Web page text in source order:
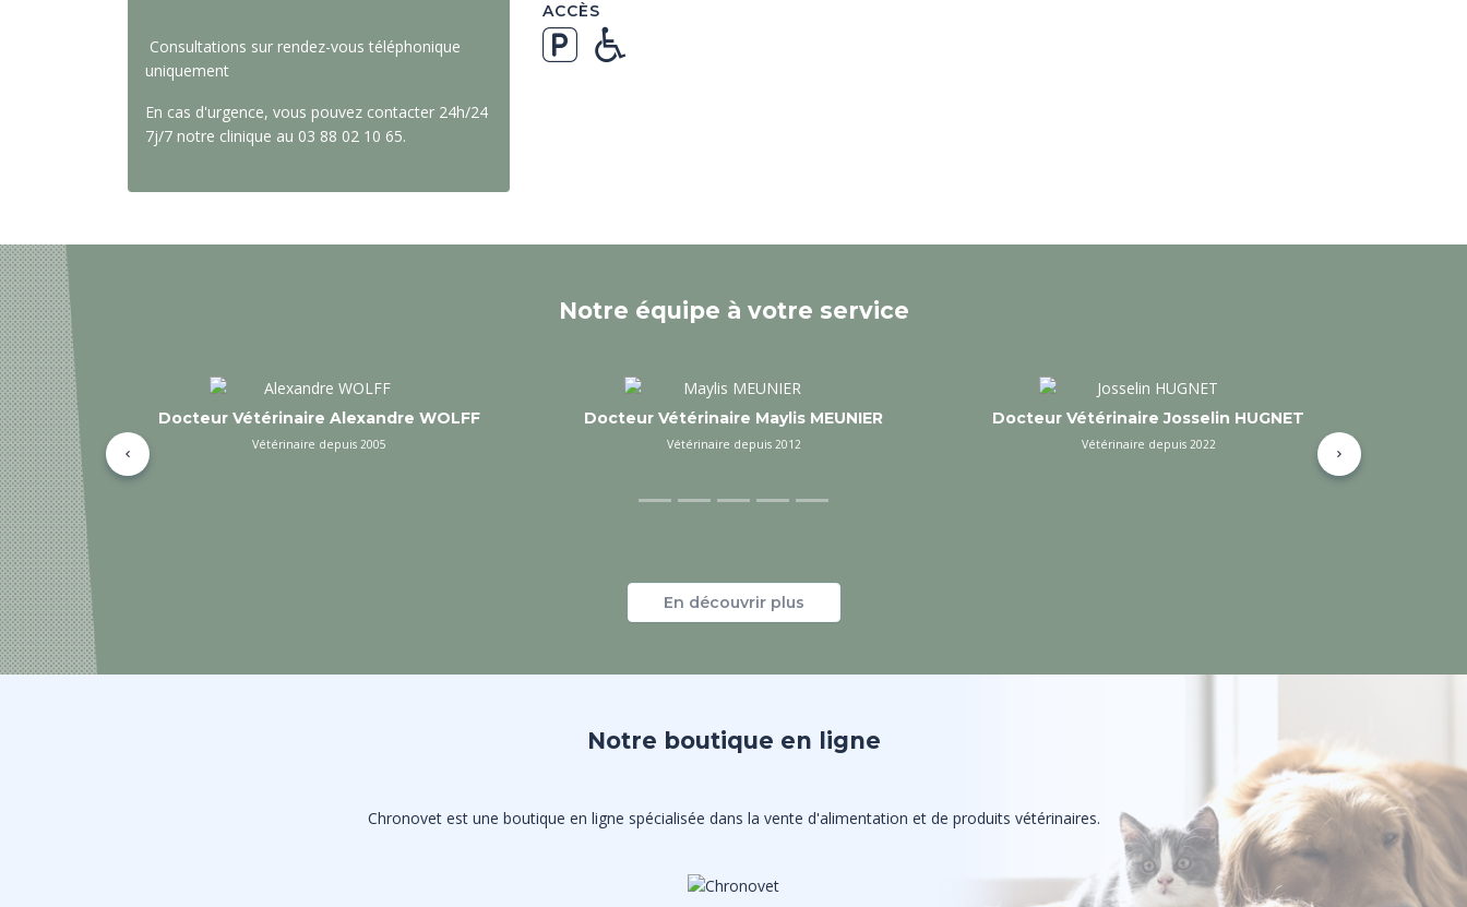
Consultations sur rendez-vous téléphonique
uniquement
En cas d'urgence, vous pouvez contacter 24h/24
7j/7 notre clinique au 03 88 02 10 65.
ACCÈS
Notre équipe à votre service
HUGNET Docteur Vétérinaire Julien WALLON
Vétérinaire depuis 2023
Docteur Vétérinaire Sarah FLORENCE
vétérinaire depuis 2023
Docteur Vétérinaire Manon NICOLLE
Vétérinaire depuis 2023
Précédent Suivant
En découvrir plus
Notre boutique en ligne
Chronovet est une boutique en ligne spécialisée dans la vente d'alimentation et de produits vétérinaires.